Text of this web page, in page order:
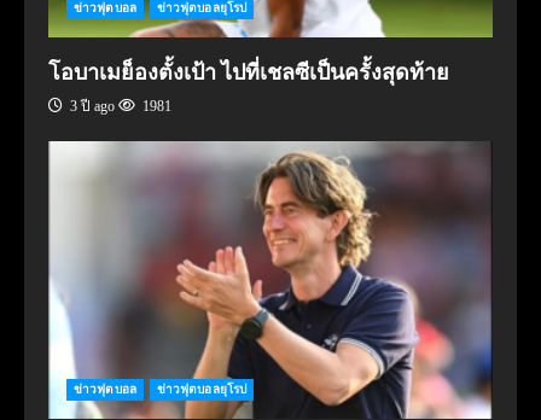
ข่าวฟุตบอล ข่าวฟุตบอลยุโรป
โอบาเมย็องตั้งเป้า ไปที่เชลซีเป็นครั้งสุดท้าย
3 ปี ago 1981
ข่าวฟุตบอล ข่าวฟุตบอลยุโรป